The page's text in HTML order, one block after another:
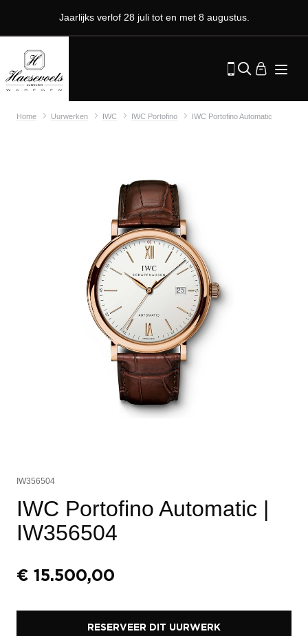
Jaarlijks verlof 28 juli tot en met 8 augustus.
Home Uurwerken IWC IWC Portofino IWC Portofino Automatic
IW356504
IWC Portofino Automatic |
IW356504
€ 15.500,00
RESERVEER DIT UURWERK